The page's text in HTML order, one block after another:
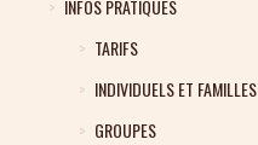
INFOS PRATIQUES
TARIFS
INDIVIDUELS ET FAMILLES
GROUPES